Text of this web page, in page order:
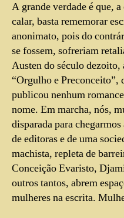
A grande verdade é que,
calar, basta rememorar
anonimato, pois do
se fossem, sofreriam
Austen do século dezoito,
“Orgulho e Preconceito”,
publicou nenhum
nome. Em marcha, nós,
disparada para
de editoras e de uma
machista, repleta de
Conceição Evaristo,
outros tantos, abrem
mulheres na escrita.